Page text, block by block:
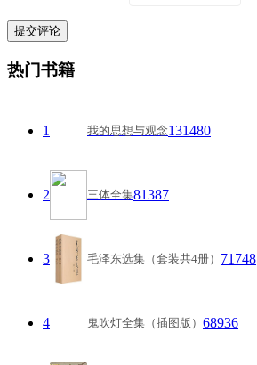
热门书籍
1 我的思想与观念131480
2 三体全集81387
3 毛泽东选集（套装共4册） 71748
4 鬼吹灯全集（插图版） 68936